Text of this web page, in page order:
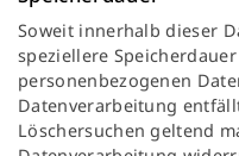
Soweit innerhalb dieser
speziellere
personenbezogenen
Datenverarbeitung
Löschersuchen geltend